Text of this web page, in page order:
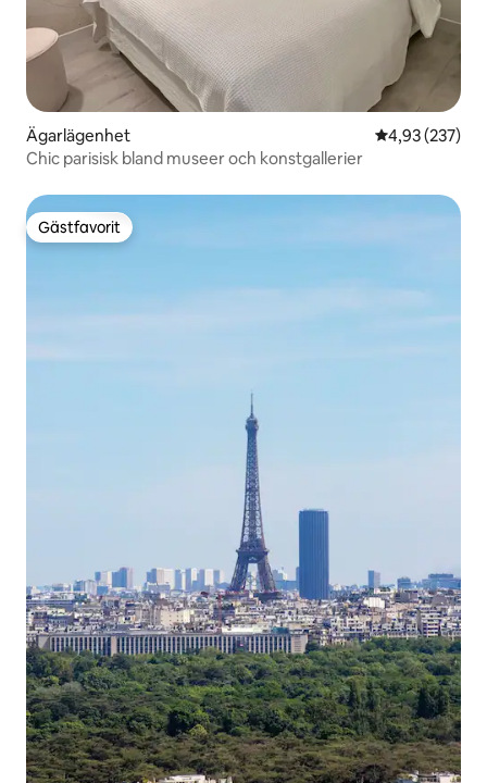
Ägarlägenhet 4,93 av 5 i
4,93 (237)
Chic parisisk bland museer och konstgallerier
Gästfavorit
Gästfavorit